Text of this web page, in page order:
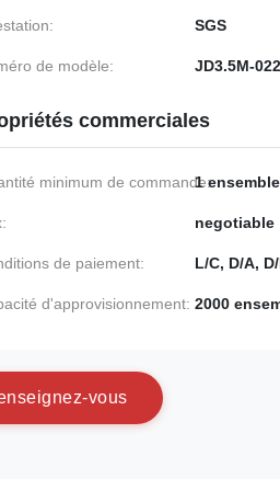
SGS
de modèle: JD3.5M-022
commerciales
minimum de commande:1 ensemble
negotiable
de paiement: L/C, D/A,
d'approvisionnement: 2000
nseignez-vous